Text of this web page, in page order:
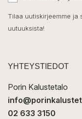
o
k
h
k
t
Tilaa uutiskirjeemme ja
uutuuksista!
YHTEYSTIEDOT
Porin Kalustetalo
02 633 3150